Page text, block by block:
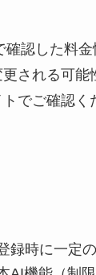
確認した料
される可能
でご確認く
録時に一定